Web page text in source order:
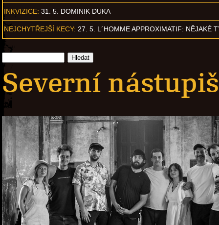
INKVIZICE: 31. 5. DOMINIK DUKA
NEJCHYTŘEJŠÍ KECY: 27. 5. L´HOMME APPROXIMATIF: NĚJAKÉ
Severní